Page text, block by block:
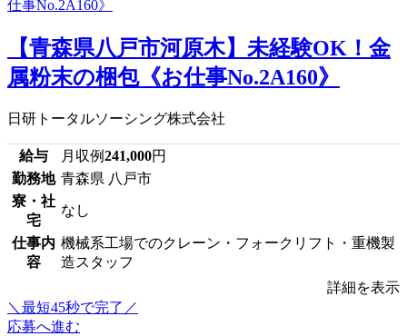
【青森県八戸市河原木】未経験OK！金
属粉末の梱包《お仕事No.2A160》
日研トータルソーシング株式会社
給与 月収例241,000円
勤務地 青森県 八戸市
寮・社
宅
なし
仕事内
容
機械系工場でのクレーン・フォークリフト・重機製
造スタッフ
詳細を表示
＼最短45秒で完了／
応募へ進む